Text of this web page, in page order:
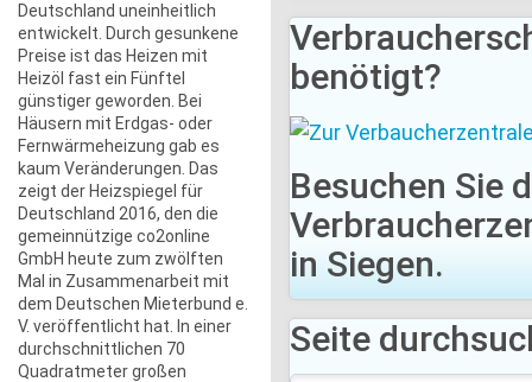
Deutschland uneinheitlich
entwickelt. Durch gesunkene
Preise ist das Heizen mit
Heizöl fast ein Fünftel
günstiger geworden. Bei
Häusern mit Erdgas- oder
Fernwärmeheizung gab es
kaum Veränderungen. Das
zeigt der Heizspiegel für
Deutschland 2016, den die
gemeinnützige co2online
GmbH heute zum zwölften
Mal in Zusammenarbeit mit
dem Deutschen Mieterbund e.
V. veröffentlicht hat. In einer
durchschnittlichen 70
Quadratmeter großen
benötigt?
Besuchen Sie
in Siegen.
Seite